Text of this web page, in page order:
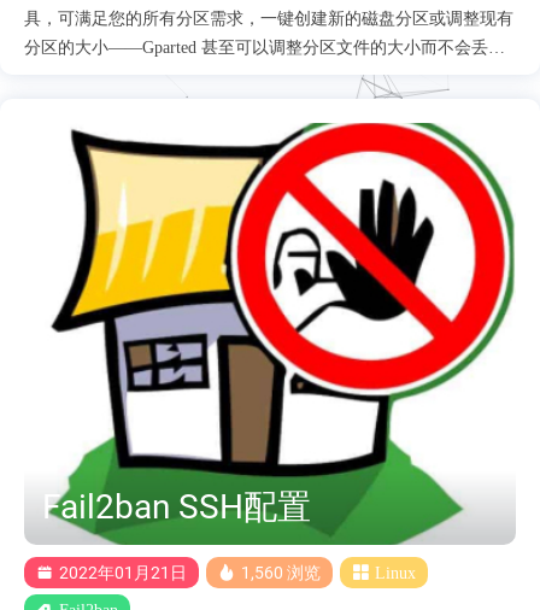
具，可满足您的所有分区需求，一键创建新的磁盘分区或调整现有
分区的大小——Gparted 甚至可以调整分区文件的大小而不会丢失
任何信息！ 您还可以使用访问选项，例如移动硬盘驱动器以及检
查可用空间使用情况等基本信息。 安装环境 debian9 安装 更新 apt
update && apt upgrade -y 安装gparted 默认情况下，debian 在其默认
存储库中具有 GParted apt install gparted 没有安装桌面环境，需要
安装中文字体，否则打开会乱码 apt install ttf-wqy-microhei 启动
GParted 直接输入gparted 就能弹出 gparted 图形窗口，需要SSH终
端有X11功能，我使用的MobaXterm自带就有 gparted 查看文件系统
支持，对于不支持的文件系统可以apt 手动安装图片上需要的软
件，在重新扫描就显示打勾了。 删除（卸载）GParted apt
autoremove gparted --purge 参考....
Fail2ban SSH配置
2022年01月21日 1,560 浏览 Linux